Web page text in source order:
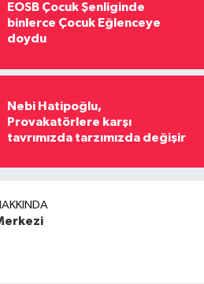
EOSB Çocuk Şenliginde
binlerce Çocuk Eğlenceye
doydu
Nebi Hatipoğlu,
Provakatörlere karşı
tavrımızda tarzımızda değişir